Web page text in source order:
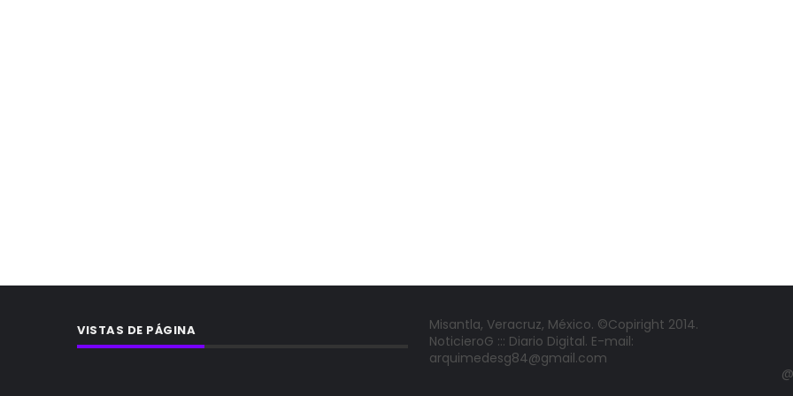
VISTAS DE PÁGINA
Misantla, Veracruz, México. ©Copiright 2014.
NoticieroG ::: Diario Digital. E-mail:
arquimedesg84@gmail.com